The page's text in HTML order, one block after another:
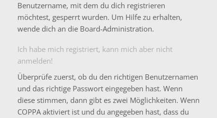
Benutzername, mit dem du dich registrieren
möchtest, gesperrt wurden. Um Hilfe zu erhalten,
wende dich an die Board-Administration.
Ich habe mich registriert, kann mich aber nicht
anmelden!
Überprüfe zuerst, ob du den richtigen Benutzernamen
und das richtige Passwort eingegeben hast. Wenn
diese stimmen, dann gibt es zwei Möglichkeiten. Wenn
COPPAaktiviert ist und du angegeben hast, dass du